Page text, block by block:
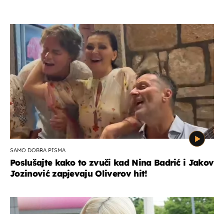
SAMO DOBRA PISMA
Poslušajte kako to zvuči kad Nina Badrić i Jakov
Jozinović zapjevaju Oliverov hit!